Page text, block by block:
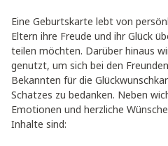
Eine Geburtskarte lebt von
Eltern ihre Freude und ihr Glück
teilen möchten. Darüber hinaus
genutzt, um sich bei den
Bekannten für die
Schatzes zu bedanken. Neben
Emotionen und herzliche
Inhalte sind: